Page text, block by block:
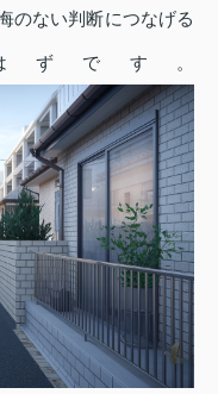
のない判断につなげる
ずです。